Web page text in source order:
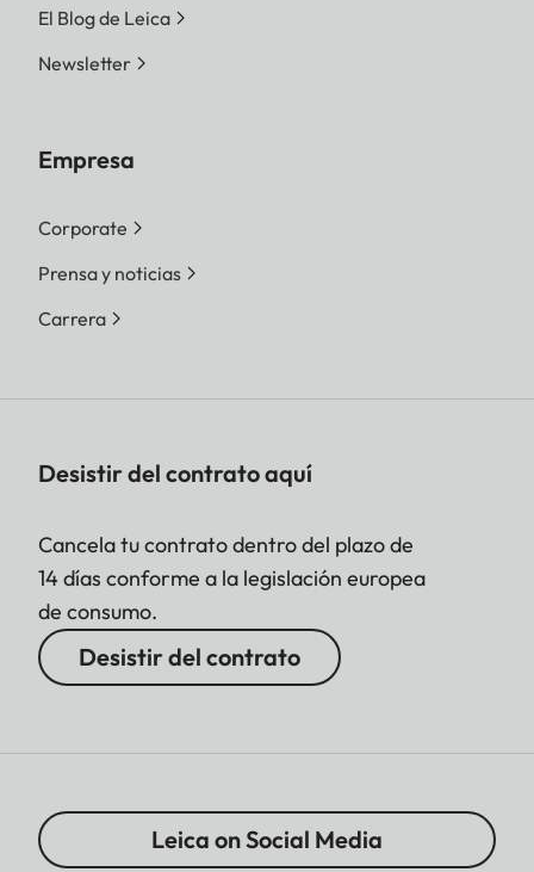
El Blog de Leica
Newsletter
Empresa
Corporate
Prensa y noticias
Carrera
Desistir del contrato aquí
Cancela tu contrato dentro del plazo de
14 días conforme a la legislación europea
de consumo.
Desistir del contrato
Leica on Social Media